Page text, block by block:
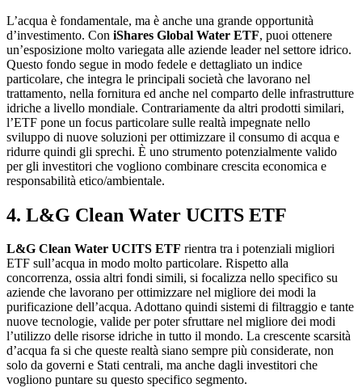
L’acqua è fondamentale, ma è anche una grande opportunità
d’investimento. Con iShares Global Water ETF, puoi ottenere
un’esposizione molto variegata alle aziende leader nel settore idrico.
Questo fondo segue in modo fedele e dettagliato un indice
particolare, che integra le principali società che lavorano nel
trattamento, nella fornitura ed anche nel comparto delle infrastrutture
idriche a livello mondiale. Contrariamente da altri prodotti similari,
l’ETF pone un focus particolare sulle realtà impegnate nello
sviluppo di nuove soluzioni per ottimizzare il consumo di acqua e
ridurre quindi gli sprechi. È uno strumento potenzialmente valido
per gli investitori che vogliono combinare crescita economica e
responsabilità etico/ambientale.
4. L&G Clean Water UCITS ETF
L&G Clean Water UCITS ETF rientra tra i potenziali migliori
ETF sull’acqua in modo molto particolare. Rispetto alla
concorrenza, ossia altri fondi simili, si focalizza nello specifico su
aziende che lavorano per ottimizzare nel migliore dei modi la
purificazione dell’acqua. Adottano quindi sistemi di filtraggio e tante
nuove tecnologie, valide per poter sfruttare nel migliore dei modi
l’utilizzo delle risorse idriche in tutto il mondo. La crescente scarsità
d’acqua fa si che queste realtà siano sempre più considerate, non
solo da governi e Stati centrali, ma anche dagli investitori che
vogliono puntare su questo specifico segmento.